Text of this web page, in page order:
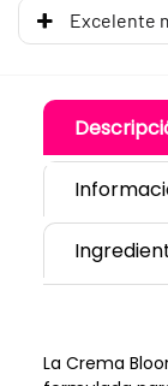
Excelente
La Crema